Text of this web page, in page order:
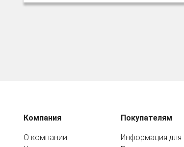
Компания
О компании
Покупателям
Информация для